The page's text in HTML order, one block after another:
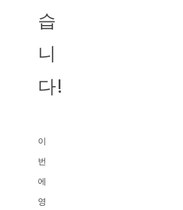
습
니
다!
이
번
에
영